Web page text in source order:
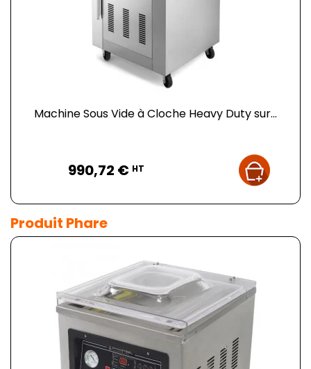
Machine Sous Vide à Cloche Heavy Duty sur...
990,72 € HT
Produit Phare